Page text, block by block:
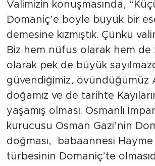
Valimizin konuşmasında,
Domaniç’e böyle büyük bir
demesine kızmıştık. Çünkü
Biz hem nüfus olarak hem de
olarak pek de büyük
güvendiğimiz, övündüğümüz
doğamız ve de tarihte
yaşamış olması. Osmanlı
kurucusu Osman Gazi’nin
doğması, babaannesi Hayme
türbesinin Domaniç’te